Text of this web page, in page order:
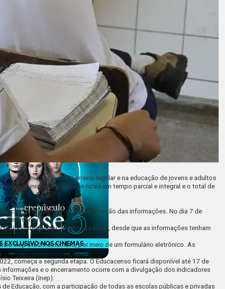
normal magistério), no ensino regular e na educação de jovens e adultos
e municipais, urbanas e rurais em tempo parcial e integral e o total de
ratificação e eventual retificação das informações. No dia 7 de
de coleta da matrícula inicial, desde que as informações tenham
o Inep até 29 setembro, por meio de umformulário eletrônico. As
começa a segunda etapa. O Educacenso ficará disponível até 17 de
e o encerramento ocorre com a divulgação dos indicadores
Teixeira (Inep).
Educação, com a participação de todas as escolas públicas e privadas